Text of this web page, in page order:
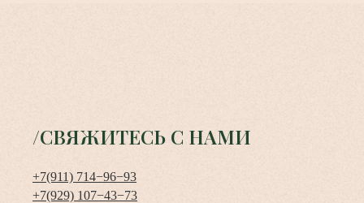
/СВЯЖИТЕСЬ С НАМИ
+7(911) 714−96−93
+7(929) 107−43−73